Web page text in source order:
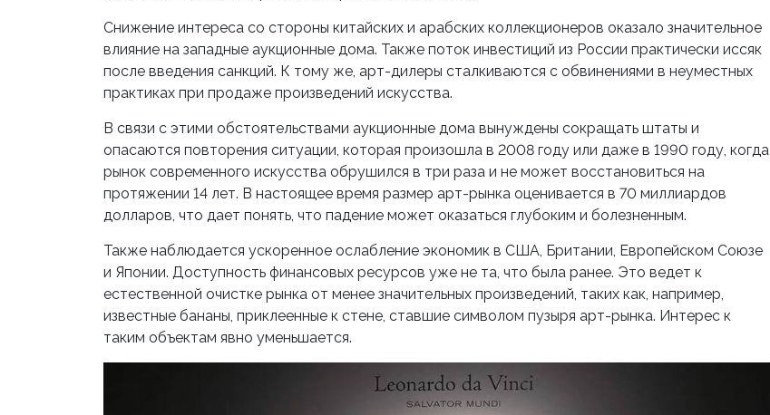
Снижение интереса со стороны китайских и арабских коллекционеров оказало значительное
влияние на западные аукционные дома. Также поток инвестиций из России практически иссяк
после введения санкций. К тому же, арт-дилеры сталкиваются с обвинениями в неуместных
практиках при продаже произведений искусства.
В связи с этими обстоятельствами аукционные дома вынуждены сокращать штаты и
опасаются повторения ситуации, которая произошла в 2008 году или даже в 1990 году, когда
рынок современного искусства обрушился в три раза и не может восстановиться на
протяжении 14 лет. В настоящее время размер арт-рынка оценивается в 70 миллиардов
долларов, что дает понять, что падение может оказаться глубоким и болезненным.
Также наблюдается ускоренное ослабление экономик в США, Британии, Европейском Союзе
и Японии. Доступность финансовых ресурсов уже не та, что была ранее. Это ведет к
естественной очистке рынка от менее значительных произведений, таких как, например,
известные бананы, приклеенные к стене, ставшие символом пузыря арт-рынка. Интерес к
таким объектам явно уменьшается.